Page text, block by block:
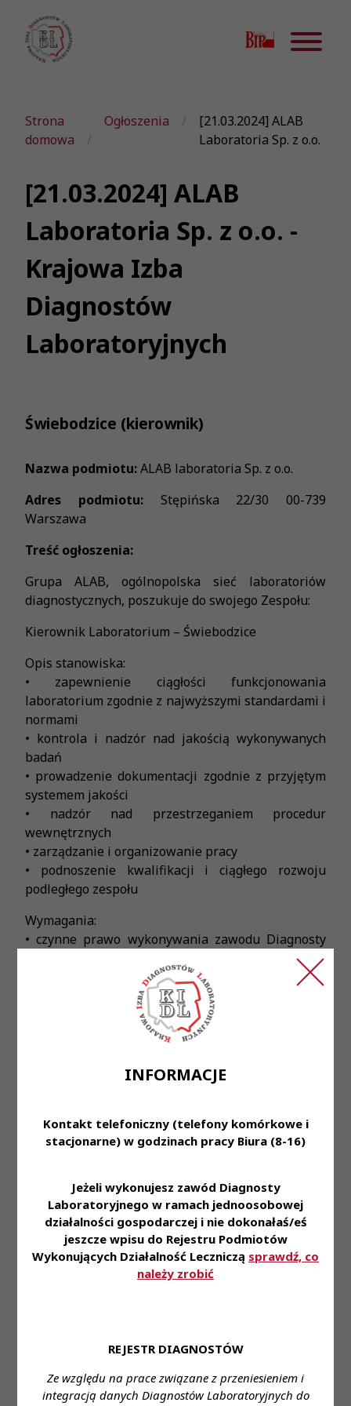
INFORMACJE
Kontakt telefoniczny (telefony komórkowe i
stacjonarne) w godzinach pracy Biura (8-16)
Jeżeli wykonujesz zawód Diagnosty
Laboratoryjnego w ramach jednoosobowej
działalności gospodarczej i nie dokonałaś/eś
jeszcze wpisu do Rejestru Podmiotów
Wykonujących Działalność Leczniczą sprawdź, co
należy zrobić
REJESTR DIAGNOSTÓW
Ze względu na prace związane z przeniesieniem i
integracją danych Diagnostów Laboratoryjnych do
Strona
domowa
Ogłoszenia
[21.03.2024] ALAB
Laboratoria Sp. z o.o.
[21.03.2024] ALAB
Laboratoria Sp. z o.o. -
Krajowa Izba
Diagnostów
Laboratoryjnych
Świebodzice (kierownik)
Nazwa podmiotu:ALAB laboratoria Sp. z o.o.
Adres podmiotu:Stępińska 22/30 00-739
Warszawa
Treść ogłoszenia:
Grupa ALAB, ogólnopolska sieć laboratoriów
diagnostycznych, poszukuje do swojego Zespołu:
Kierownik Laboratorium – Świebodzice
Opis stanowiska:
• zapewnienie ciągłości funkcjonowania
laboratorium zgodnie z najwyższymi standardami i
normami
• kontrola i nadzór nad jakością wykonywanych
badań
• prowadzenie dokumentacji zgodnie z przyjętym
systemem jakości
• nadzór nad przestrzeganiem procedur
wewnętrznych
• zarządzanie i organizowanie pracy
• podnoszenie kwalifikacji i ciągłego rozwoju
podległego zespołu
Wymagania:
• czynne prawo wykonywania zawodu Diagnosty
• ukończona specjalizacja w dziedzinie właściwej
dla Diagnostów Laboratoryjnych
• doświadczenie w pracy w laboratorium
• rozwinięte zdolności komunikacyjne (przy
Excel
• bardzo dobra organizacja pracy własnej oraz
• zaangażowanie w wykonywane obowiązki
Oferujemy:
• stabilne zatrudnienie na podstawie umowy o
pracę
• pracę na najnowocześniejszym sprzęcie
• zniżki na nasze usługi dla naszych Pracowników i
• dofinansowanie do ubezpieczenia na życie oraz